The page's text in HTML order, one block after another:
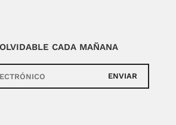
CADA MAÑANA
ENVIAR